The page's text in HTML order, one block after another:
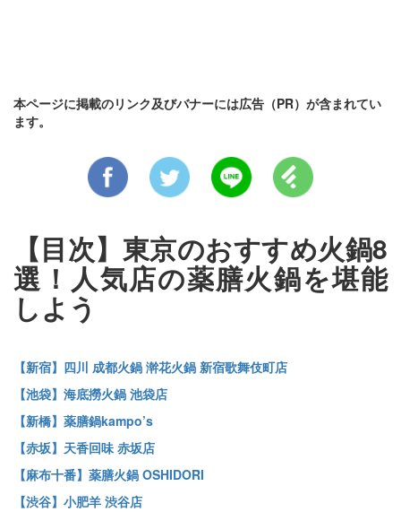
本ページに掲載のリンク及びバナーには広告（PR）が含まれてい
ます。
【目次】東京のおすすめ火鍋8
選！人気店の薬膳火鍋を堪能
しよう
【新宿】四川 成都火鍋 澣花火鍋 新宿歌舞伎町店
【池袋】海底撈火鍋 池袋店
【新橋】薬膳鍋kampo’s
【赤坂】天香回味 赤坂店
【麻布十番】薬膳火鍋 OSHIDORI
【渋谷】小肥羊 渋谷店